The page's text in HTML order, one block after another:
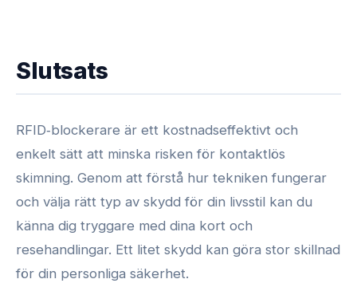
Slutsats
RFID‑blockerare är ett kostnadseffektivt och
enkelt sätt att minska risken för kontaktlös
skimning. Genom att förstå hur tekniken fungerar
och välja rätt typ av skydd för din livsstil kan du
känna dig tryggare med dina kort och
resehandlingar. Ett litet skydd kan göra stor skillnad
för din personliga säkerhet.